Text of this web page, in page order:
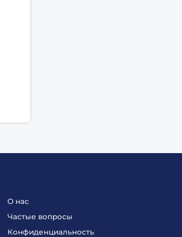
О нас
Частые вопросы
Конфиденциальность